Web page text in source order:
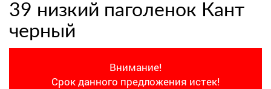
39 низкий паголенок Кант
черный
Внимание!
Срок данного предложения истек!